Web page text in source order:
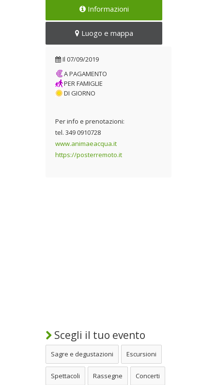
Un itinerario di visita tra
Configno e Colletrio
Il 07/09/2019
Informazioni
Luogo e mappa
Il 07/09/2019
A PAGAMENTO
PER FAMIGLIE
DI GIORNO
Per info e prenotazioni:
tel. 349 0910728
www.animaeacqua.it
https://posterremoto.it
Scegli il tuo evento
Sagre e degustazioni Escursioni
Spettacoli Rassegne Concerti